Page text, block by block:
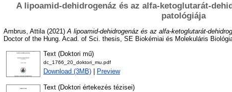
A lipoamid-dehidrogenáz és az alfa-ketoglutarát-
patológiája
Ambrus, Attila (2021) A lipoamid-dehidrogenáz és az alfa-ketoglutarát-
Doctor of the Hung. Acad. of Sci. thesis, SE Biokémiai és Molekuláris
Text (Doktori mű)
dc_1766_20_doktori_mu.pdf
Download (3MB) Preview
Text (Doktori értekezés tézisei)